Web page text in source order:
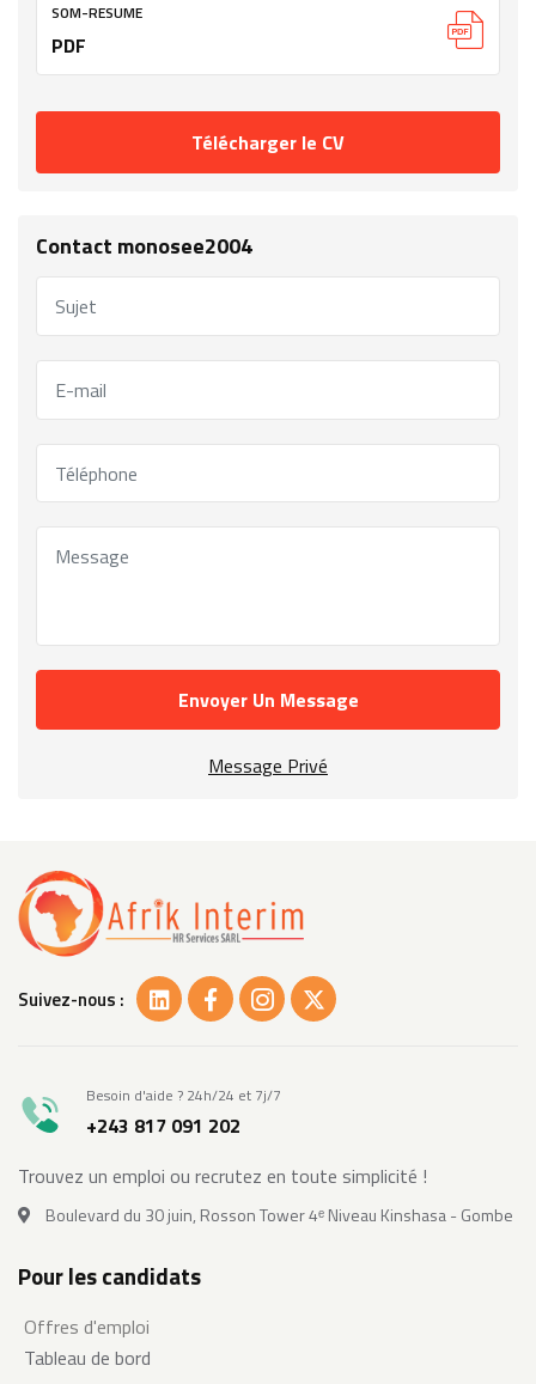
SOM-RESUME
PDF
Télécharger le CV
Contact monosee2004
Envoyer Un Message
Message Privé
Suivez-nous :
Besoin d'aide ? 24h/24 et 7j/7
+243 817 091 202
Trouvez un emploi ou recrutez en toute simplicité !
Boulevard du 30 juin, Rosson Tower 4ᵉ Niveau Kinshasa - Gombe
Pour les candidats
Offres d'emploi
Tableau de bord